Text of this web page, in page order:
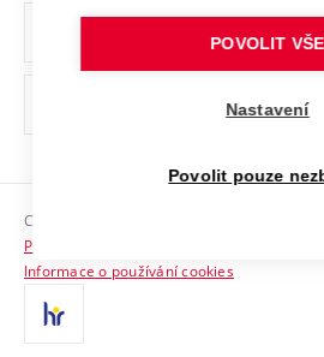
Ochrana osobních údajů
odkaz)
Sociální bezpečí
HR Award
Kontakty
Copyright © 2026 VUT
Prohlášení o přístupnosti
Informace o používání cookies
POVOLIT VŠE
Nastavení
Povolit pouze